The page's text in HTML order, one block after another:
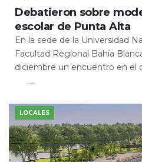
Debatieron sobre
escolar de Punta Alta
En la sede de la Universidad
Facultad Regional Bahía
diciembre un encuentro en el
Leer Más
LOCALES